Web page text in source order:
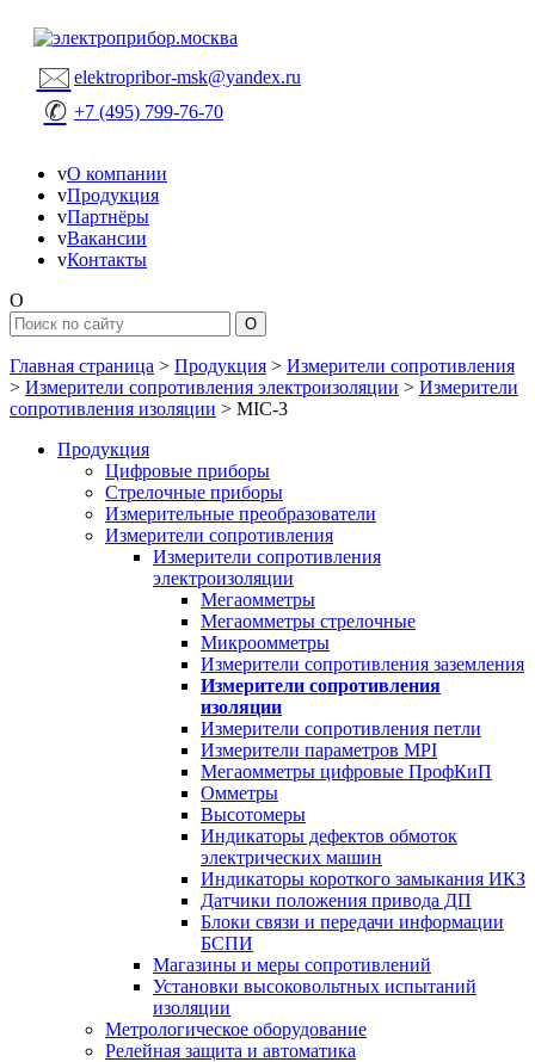
🖂 elektropribor-msk@yandex.ru
✆ +7 (495) 799-76-70
vО компании
vПродукция
vПартнёры
vВакансии
vКонтакты
O
Главная страница > Продукция > Измерители сопротивления
> Измерители сопротивления электроизоляции > Измерители
сопротивления изоляции > MIC-3
Продукция
Цифровые приборы
Стрелочные приборы
Измерительные преобразователи
Измерители сопротивления
Измерители сопротивления
электроизоляции
Мегаомметры
Мегаомметры стрелочные
Микроомметры
Измерители сопротивления заземления
Измерители сопротивления
изоляции
Измерители сопротивления петли
Измерители параметров MPI
Мегаомметры цифровые ПрофКиП
Омметры
Высотомеры
Индикаторы дефектов обмоток
электрических машин
Индикаторы короткого замыкания ИКЗ
Датчики положения привода ДП
Блоки связи и передачи информации
БСПИ
Магазины и меры сопротивлений
Установки высоковольтных испытаний
изоляции
Метрологическое оборудование
Релейная защита и автоматика